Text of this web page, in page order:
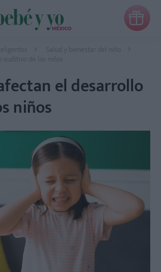

Salud y bienestar del niño
de los niños
el desarrollo
niños